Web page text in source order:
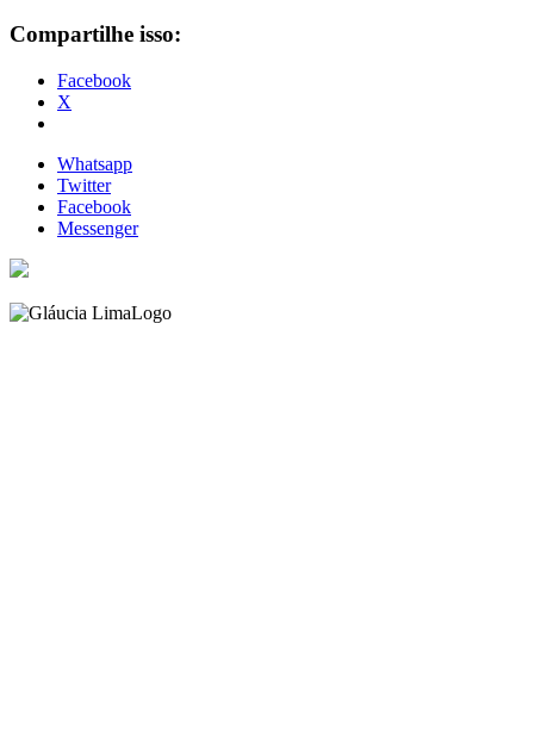
Compartilhe isso:
Facebook
X
Whatsapp
Twitter
Facebook
Messenger